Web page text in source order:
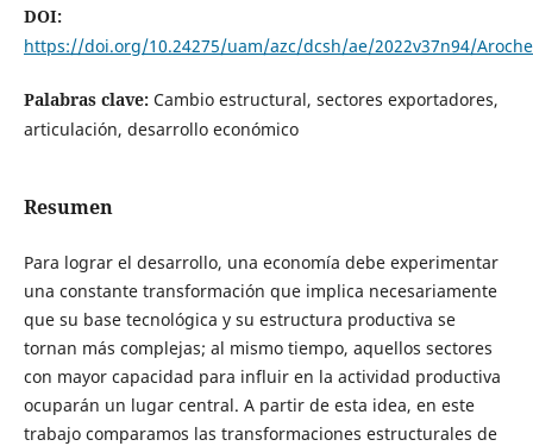
DOI:
https://doi.org/10.24275/uam/azc/dcsh/ae/2022v37n94/Aroche
Palabras clave: Cambio estructural, sectores exportadores,
articulación, desarrollo económico
Resumen
Para lograr el desarrollo, una economía debe experimentar
una constante transformación que implica necesariamente
que su base tecnológica y su estructura productiva se
tornan más complejas; al mismo tiempo, aquellos sectores
con mayor capacidad para influir en la actividad productiva
ocuparán un lugar central. A partir de esta idea, en este
trabajo comparamos las transformaciones estructurales de